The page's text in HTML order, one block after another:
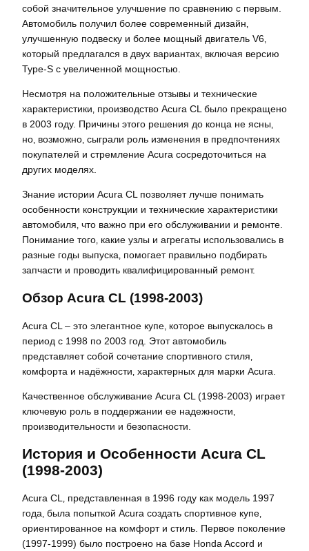
собой значительное улучшение по сравнению с первым.
Автомобиль получил более современный дизайн‚
улучшенную подвеску и более мощный двигатель V6‚
который предлагался в двух вариантах‚ включая версию
Type-S с увеличенной мощностью.
Несмотря на положительные отзывы и технические
характеристики‚ производство Acura CL было прекращено
в 2003 году. Причины этого решения до конца не ясны‚
но‚ возможно‚ сыграли роль изменения в предпочтениях
покупателей и стремление Acura сосредоточиться на
других моделях.
Знание истории Acura CL позволяет лучше понимать
особенности конструкции и технические характеристики
автомобиля‚ что важно при его обслуживании и ремонте.
Понимание того‚ какие узлы и агрегаты использовались в
разные годы выпуска‚ помогает правильно подбирать
запчасти и проводить квалифицированный ремонт.
Обзор Acura CL (1998-2003)
Acura CL – это элегантное купе‚ которое выпускалось в
период с 1998 по 2003 год. Этот автомобиль
представляет собой сочетание спортивного стиля‚
комфорта и надёжности‚ характерных для марки Acura.
Качественное обслуживание Acura CL (1998-2003) играет
ключевую роль в поддержании ее надежности‚
производительности и безопасности.
История и Особенности Acura CL
(1998-2003)
Acura CL‚ представленная в 1996 году как модель 1997
года‚ была попыткой Acura создать спортивное купе‚
ориентированное на комфорт и стиль. Первое поколение
(1997-1999) было построено на базе Honda Accord и